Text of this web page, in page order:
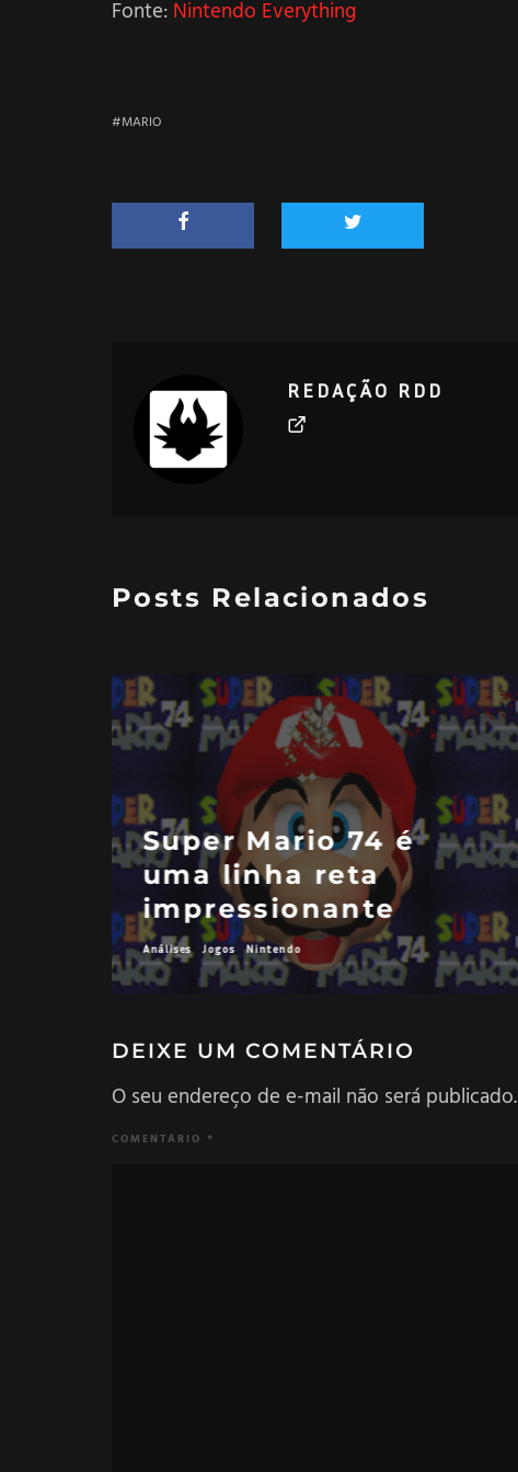
Fonte: Nintendo Everything
MARIO
REDAÇÃO RDD
Posts Relacionados
Super Mario 74 é
uma linha reta
impressionante
Análises Jogos Nintendo
DEIXE UM COMENTÁRIO
O seu endereço de e-mail não será publicado.
COMENTÁRIO *